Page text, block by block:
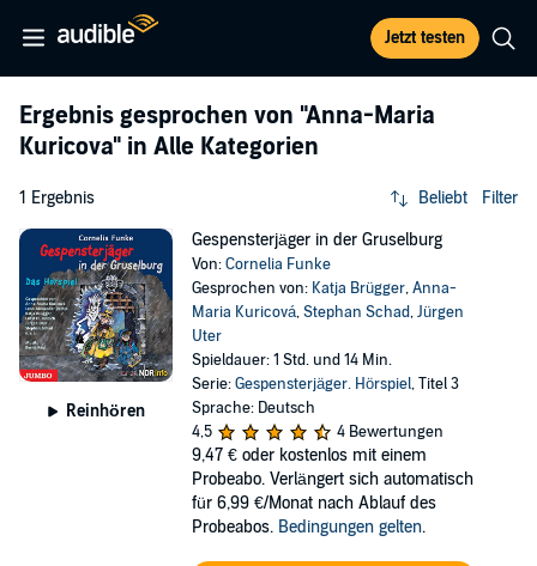
Jetzt testen
Ergebnis gesprochen von "Anna-Maria
Kuricova" in Alle Kategorien
1 Ergebnis Beliebt Filter
Reinhören
Gespensterjäger in der Gruselburg
Von:Cornelia Funke
Gesprochen von: Katja Brügger,Anna-
Maria Kuricová,Stephan Schad,Jürgen
Uter
Spieldauer: 1 Std. und 14 Min.
Serie:Gespensterjäger. Hörspiel, Titel 3
Sprache: Deutsch
4,5
4 Bewertungen
9,47 € oder kostenlos mit einem
Probeabo. Verlängert sich automatisch
für 6,99 €/Monat nach Ablauf des
Probeabos. Bedingungen gelten.